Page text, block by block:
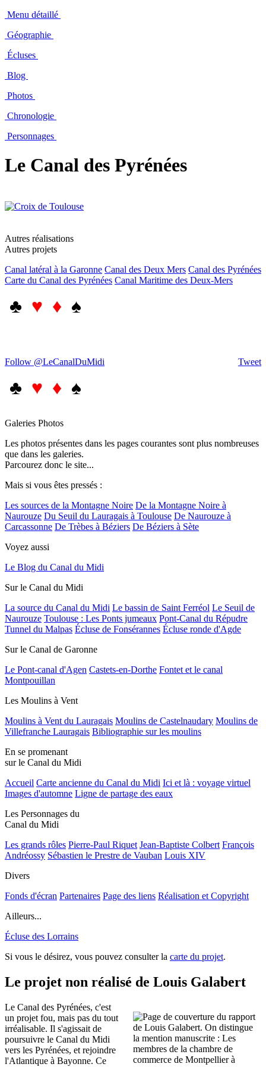
Menu détaillé
Géographie
Écluses
Blog
Photos
Chronologie
Personnages
Le Canal des Pyrénées
Autres réalisations
Autres projets
Canal latéral à la Garonne Canal des Deux Mers Canal des Pyrénées
Carte du Canal des Pyrénées Canal Maritime des Deux-Mers
♣ ♥ ♦ ♠
Tweet
Follow @LeCanalDuMidi
♣ ♥ ♦ ♠
Galeries Photos
Les photos présentes dans les pages courantes sont plus nombreuses
que dans les galeries.
Parcourez donc le site...
Mais si vous êtes pressés :
Les sources de la Montagne Noire De la Montagne Noire à
Naurouze Du Seuil du Lauragais à Toulouse De Naurouze à
Carcassonne De Trèbes à Béziers De Béziers à Sète
Voyez aussi
Le Blog du Canal du Midi
Sur le Canal du Midi
La source du Canal du Midi Le bassin de Saint Ferréol Le Seuil de
Naurouze Toulouse : Les Ponts jumeaux Pont-Canal du Répudre
Tunnel du Malpas Écluse de Fonsérannes Écluse ronde d'Agde
Sur le Canal de Garonne
Le Pont-canal d'Agen Castets-en-Dorthe Fontet et le canal
Montpouillan
Les Moulins à Vent
Moulins à Vent du Lauragais Moulins de Castelnaudary Moulins de
Villefranche Lauragais Bibliographie sur les moulins
En se promenant
sur le Canal du Midi
Accueil Carte ancienne du Canal du Midi Ici et là : voyage virtuel
Images d'automne Ligne de partage des eaux
Les Personnages du
Canal du Midi
Les grands rôles Pierre-Paul Riquet Jean-Baptiste Colbert François
Andréossy Sébastien le Prestre de Vauban Louis XIV
Divers
Fonds d'écran Partenaires Page des liens Réalisation et Copyright
Ailleurs...
Écluse des Lorrains
Si vous le désirez, vous pouvez consulter la carte du projet.
Le projet non réalisé de Louis Galabert
Le Canal des Pyrénées, c'est
un projet fou, mais pas du tout
irréalisable. Il s'agissait de
poursuivre le Canal du Midi
vers les Pyrénées, et rejoindre
l'Atlantique à Bayonne. Ce